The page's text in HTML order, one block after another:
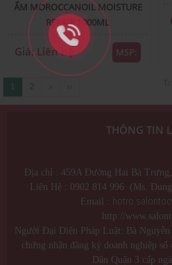
ẨM MOROCCANOIL MOISTURE
REPAIR 1000ML
Giá: Liên hệ MSP:
1 2 › ››
THÔNG TIN
Địa chỉ : 459A Đường Hai Bà
Liên Hệ : 0902 814 996 (Ms.
Email :
http://
Người Đại Diện Pháp Luật: Bà
chứng nhận đăng ký doanh nghiệp
Dân Quận 3 cấp